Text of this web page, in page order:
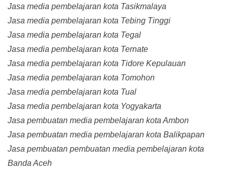
Jasa media pembelajaran kota Tasikmalaya
Jasa media pembelajaran kota Tebing Tinggi
Jasa media pembelajaran kota Tegal
Jasa media pembelajaran kota Ternate
Jasa media pembelajaran kota Tidore Kepulauan
Jasa media pembelajaran kota Tomohon
Jasa media pembelajaran kota Tual
Jasa media pembelajaran kota Yogyakarta
Jasa pembuatan media pembelajaran kota Ambon
Jasa pembuatan media pembelajaran kota Balikpapan
Jasa pembuatan pembuatan media pembelajaran kota
Banda Aceh